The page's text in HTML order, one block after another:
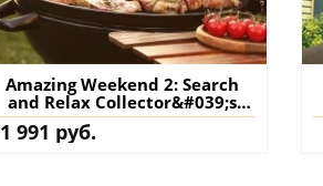
Amazing Weekend 2: Search
and Relax Collector&#039;s
Edition PS5 (Турция) купить
игру на аккаунт
1 991 руб.